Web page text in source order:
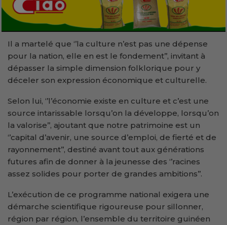
Il a martelé que ‘’la culture n’est pas une dépense
pour la nation, elle en est le fondement’’, invitant à
dépasser la simple dimension folklorique pour y
déceler son expression économique et culturelle.
Selon lui, ‘’l’économie existe en culture et c’est une
source intarissable lorsqu’on la développe, lorsqu’on
la valorise’’, ajoutant que notre patrimoine est un
‘’capital d’avenir, une source d’emploi, de fierté et de
rayonnement’’, destiné avant tout aux générations
futures afin de donner à la jeunesse des ‘’racines
assez solides pour porter de grandes ambitions’’.
L’exécution de ce programme national exigera une
démarche scientifique rigoureuse pour sillonner,
région par région, l’ensemble du territoire guinéen